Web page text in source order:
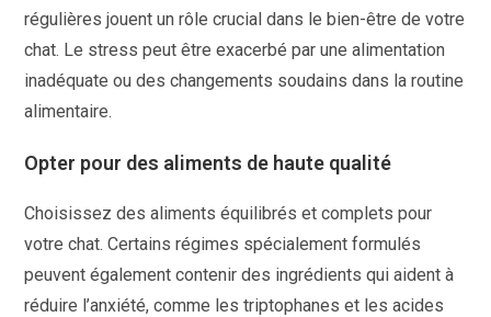
régulières jouent un rôle crucial dans le bien-être de votre
chat. Le stress peut être exacerbé par une alimentation
inadéquate ou des changements soudains dans la routine
alimentaire.
Opter pour des aliments de haute qualité
Choisissez des aliments équilibrés et complets pour
votre chat. Certains régimes spécialement formulés
peuvent également contenir des ingrédients qui aident à
réduire l’anxiété, comme les triptophanes et les acides